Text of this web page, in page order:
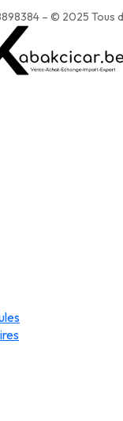
– © 2025